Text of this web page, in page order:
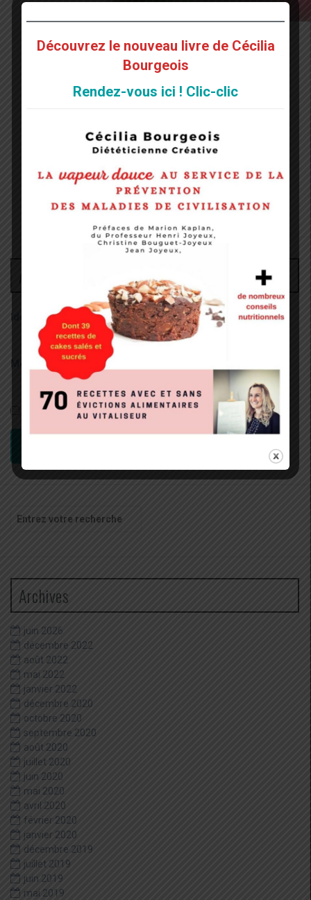
Identifiant:
Mot de passe:
Rester connecté
pour
Archives
juin 2026
décembre 2022
août 2022
mai 2022
janvier 2022
décembre 2020
octobre 2020
septembre 2020
août 2020
juillet 2020
juin 2020
mai 2020
avril 2020
février 2020
janvier 2020
décembre 2019
juillet 2019
juin 2019
mai 2019
Découvrez le nouveau livre de Cécilia
Bourgeois
Rendez-vous ici ! Clic-clic